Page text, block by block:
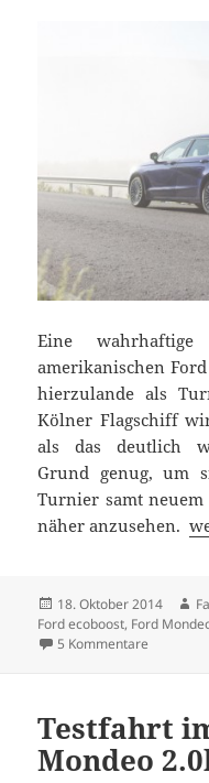
Eine wahrhaftige
amerikanischen
hierzulande als
Kölner Flagschiff
als das deutlich
Grund genug, um
Turnier samt
näher anzusehen.
Veröffentlicht
am
18. Oktober 2014
Ford ecoboost, Ford
5 Kommentare
Testfahrt
Mondeo